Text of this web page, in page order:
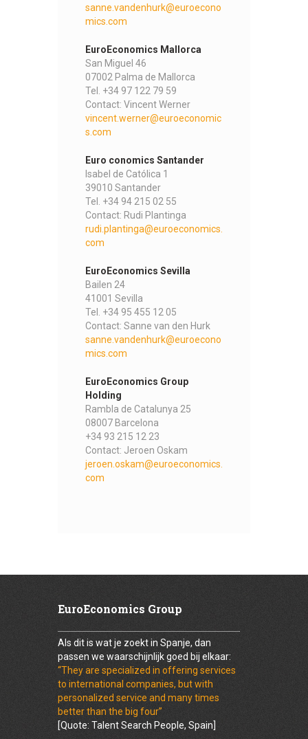
sanne.vandenhurk@euroecono
mics.com
EuroEconomics Mallorca
San Miguel 46
07002 Palma de Mallorca
Tel. +34 97 122 79 59
Contact: Vincent Werner
vincent.werner@euroeconomic
s.com
Euro conomics Santander
Isabel de Católica 1
39010 Santander
Tel. +34 94 215 02 55
Contact: Rudi Plantinga
rudi.plantinga@euroeconomics.
com
EuroEconomics Sevilla
Bailen 24
41001 Sevilla
Tel. +34 95 455 12 05
Contact: Sanne van den Hurk
sanne.vandenhurk@euroecono
mics.com
EuroEconomics Group
Holding
Rambla de Catalunya 25
08007 Barcelona
+34 93 215 12 23
Contact: Jeroen Oskam
jeroen.oskam@euroeconomics.
com
EuroEconomics Group
Als dit is wat je zoekt in Spanje, dan
passen we waarschijnlijk goed bij elkaar:
“They are specialized in offering services
to international companies, but with
personalized service and many times
better than the big four”
[Quote: Talent Search People, Spain]